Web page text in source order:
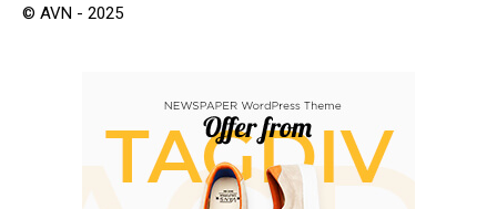
© AVN - 2025